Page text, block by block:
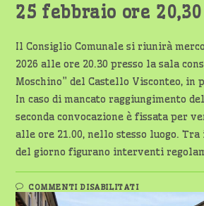
25 febbraio ore 20,30
Il Consiglio Comunale si riunirà
2026 alle ore 20.30 presso la sala
Moschino” del Castello Visconteo, in
In caso di mancato raggiungimento
seconda convocazione è fissata per
alle ore 21.00, nello stesso luogo.
del giorno figurano interventi
COMMENTI DISABILITATISU